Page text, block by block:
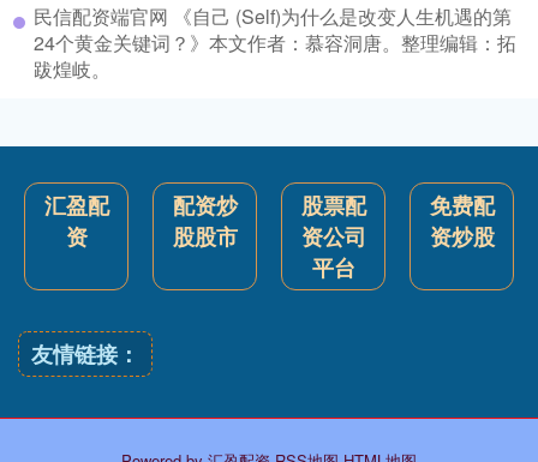
民信配资端官网 《自己 (Self)为什么是改变人生机遇的第
24个黄金关键词？》本文作者：慕容洞唐。整理编辑：拓
跋煌岐。
汇盈配
资
配资炒
股股市
股票配
资公司
平台
免费配
资炒股
友情链接：